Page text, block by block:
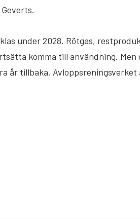
under 2028. Rötgas,
komma till användning. Men
år tillbaka. Avloppsreningsverket